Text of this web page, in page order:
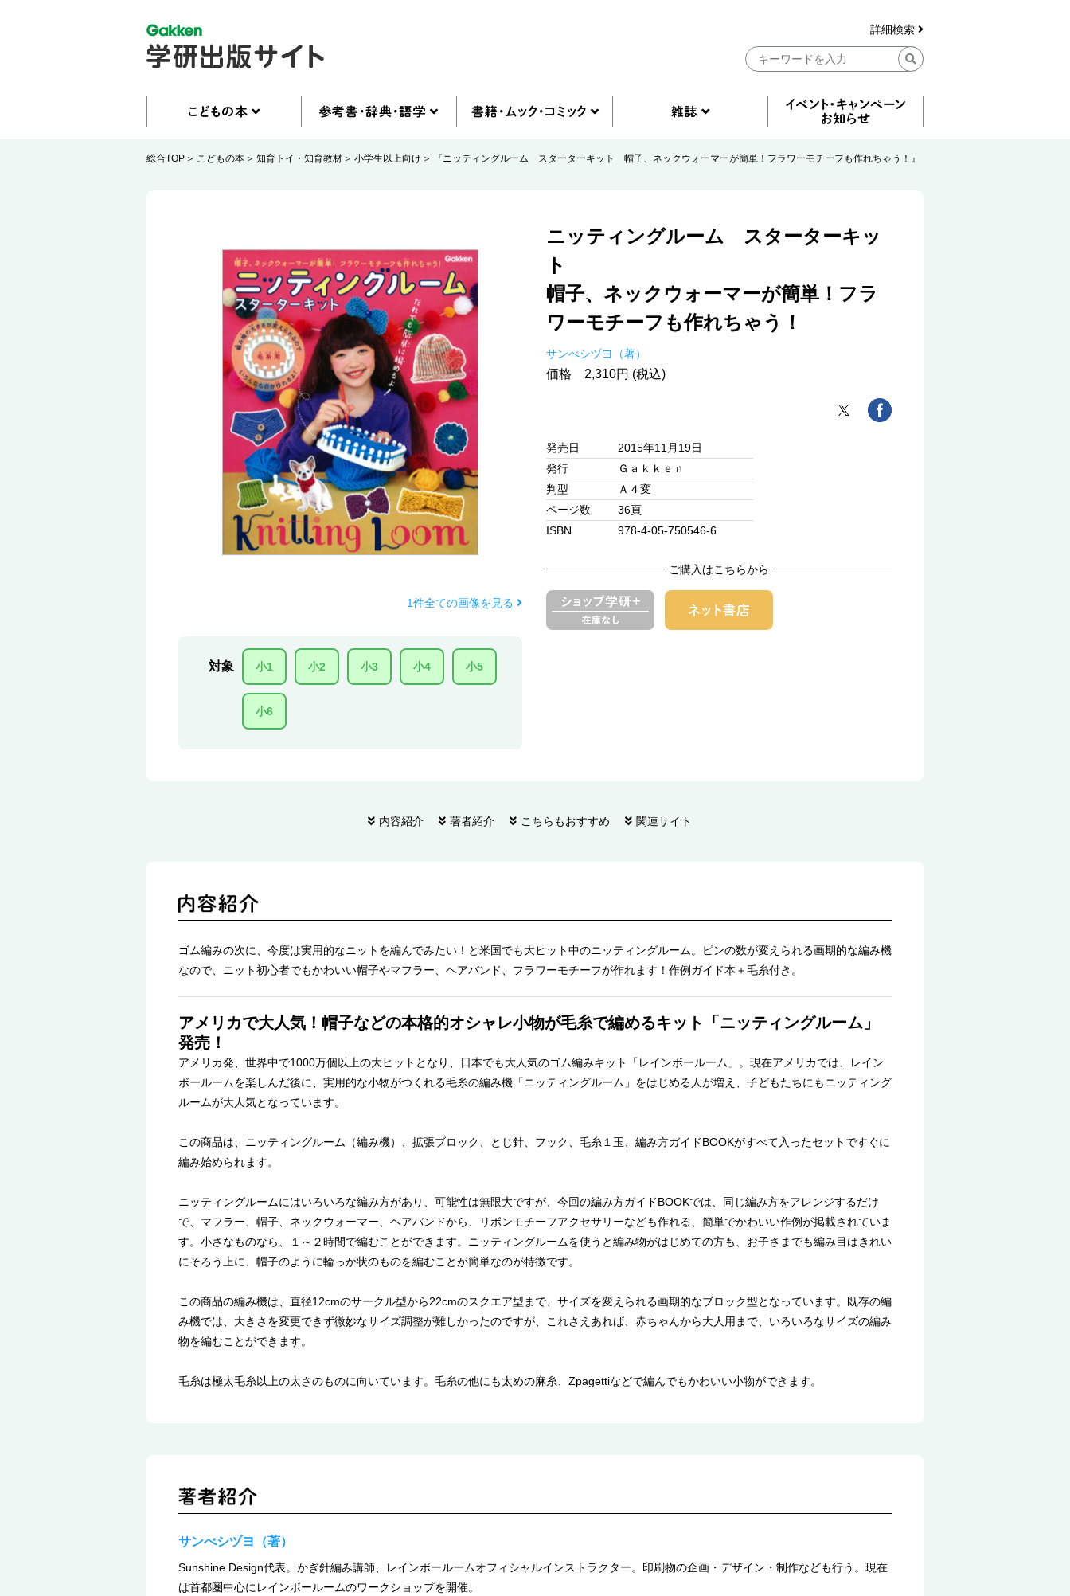
詳細検索
総合TOP こどもの本 知育トイ・知育教材 小学生以上向け 『ニッティングルーム スターターキット 帽子、ネックウォーマーが簡単！フラワーモチーフも作れちゃう！』
1件全ての画像を見る
対象 小1 小2 小3 小4 小5
小6
ニッティングルーム スターターキッ
ト
帽子、ネックウォーマーが簡単！フラ
ワーモチーフも作れちゃう！
サンべシヅヨ（著）
価格 2,310円 (税込)
発売日
2015年11月19日
発行
Ｇａｋｋｅｎ
判型
Ａ４変
ページ数
36頁
ISBN
978-4-05-750546-6
ご購入はこちらから
内容紹介 著者紹介 こちらもおすすめ 関連サイト
ゴム編みの次に、今度は実用的なニットを編んでみたい！と米国でも大ヒット中のニッティングルーム。ピンの数が変えられる画期的な編み機
なので、ニット初心者でもかわいい帽子やマフラー、ヘアバンド、フラワーモチーフが作れます！作例ガイド本＋毛糸付き。
アメリカで大人気！帽子などの本格的オシャレ小物が毛糸で編めるキット「ニッティングルーム」
発売！
アメリカ発、世界中で1000万個以上の大ヒットとなり、日本でも大人気のゴム編みキット「レインボールーム」。現在アメリカでは、レイン
ボールームを楽しんだ後に、実用的な小物がつくれる毛糸の編み機「ニッティングルーム」をはじめる人が増え、子どもたちにもニッティング
ルームが大人気となっています。
この商品は、ニッティングルーム（編み機）、拡張ブロック、とじ針、フック、毛糸１玉、編み方ガイドBOOKがすべて入ったセットですぐに
編み始められます。
ニッティングルームにはいろいろな編み方があり、可能性は無限大ですが、今回の編み方ガイドBOOKでは、同じ編み方をアレンジするだけ
で、マフラー、帽子、ネックウォーマー、ヘアバンドから、リボンモチーフアクセサリーなども作れる、簡単でかわいい作例が掲載されていま
す。小さなものなら、１～２時間で編むことができます。ニッティングルームを使うと編み物がはじめての方も、お子さまでも編み目はきれい
にそろう上に、帽子のように輪っか状のものを編むことが簡単なのが特徴です。
この商品の編み機は、直径12cmのサークル型から22cmのスクエア型まで、サイズを変えられる画期的なブロック型となっています。既存の編
み機では、大きさを変更できず微妙なサイズ調整が難しかったのですが、これさえあれば、赤ちゃんから大人用まで、いろいろなサイズの編み
物を編むことができます。
毛糸は極太毛糸以上の太さのものに向いています。毛糸の他にも太めの麻糸、Zpagettiなどで編んでもかわいい小物ができます。
サンべシヅヨ（著）
Sunshine Design代表。かぎ針編み講師、レインボールームオフィシャルインストラクター。印刷物の企画・デザイン・制作なども行う。現在
は首都圏中心にレインボールームのワークショップを開催。